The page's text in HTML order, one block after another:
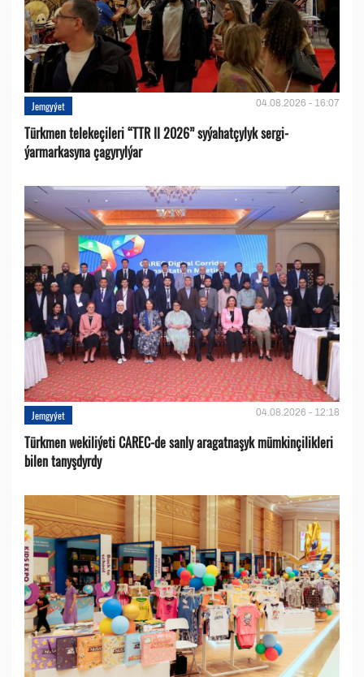
Jemgyýet 04.08.2026 - 16:07
Türkmen telekeçileri “TTR II 2026” syýahatçylyk sergi-
ýarmarkasyna çagyrylýar
Jemgyýet 04.08.2026 - 12:18
Türkmen wekiliýeti CAREC-de sanly aragatnaşyk mümkinçilikleri
bilen tanyşdyrdy